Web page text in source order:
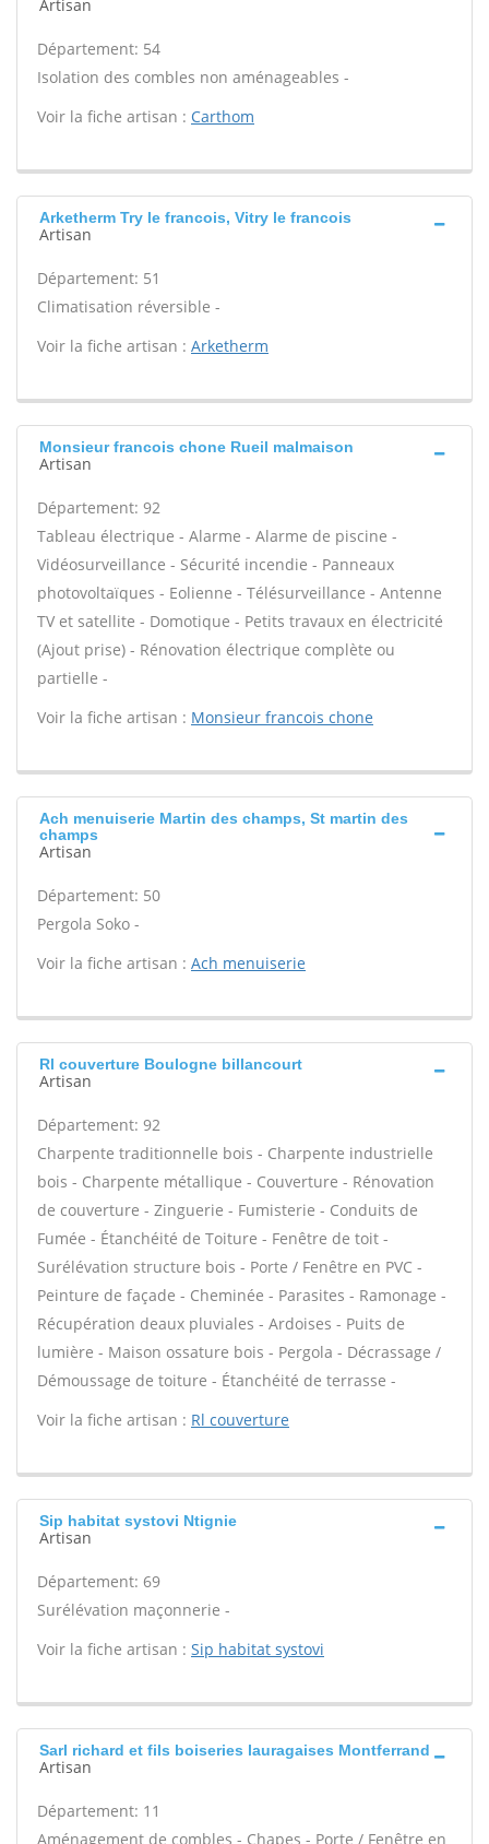
Artisan
Département: 54
Isolation des combles non aménageables -
Voir la fiche artisan : Carthom
Arketherm Try le francois, Vitry le francois
Artisan
Département: 51
Climatisation réversible -
Voir la fiche artisan : Arketherm
Monsieur francois chone Rueil malmaison
Artisan
Département: 92
Tableau électrique - Alarme - Alarme de piscine -
Vidéosurveillance - Sécurité incendie - Panneaux
photovoltaïques - Eolienne - Télésurveillance - Antenne
TV et satellite - Domotique - Petits travaux en électricité
(Ajout prise) - Rénovation électrique complète ou
partielle -
Voir la fiche artisan : Monsieur francois chone
Ach menuiserie Martin des champs, St martin des
champs
Artisan
Département: 50
Pergola Soko -
Voir la fiche artisan : Ach menuiserie
Rl couverture Boulogne billancourt
Artisan
Département: 92
Charpente traditionnelle bois - Charpente industrielle
bois - Charpente métallique - Couverture - Rénovation
de couverture - Zinguerie - Fumisterie - Conduits de
Fumée - Étanchéité de Toiture - Fenêtre de toit -
Surélévation structure bois - Porte / Fenêtre en PVC -
Peinture de façade - Cheminée - Parasites - Ramonage -
Récupération deaux pluviales - Ardoises - Puits de
lumière - Maison ossature bois - Pergola - Décrassage /
Démoussage de toiture - Étanchéité de terrasse -
Voir la fiche artisan : Rl couverture
Sip habitat systovi Ntignie
Artisan
Département: 69
Surélévation maçonnerie -
Voir la fiche artisan : Sip habitat systovi
Sarl richard et fils boiseries lauragaises Montferrand
Artisan
Département: 11
Aménagement de combles - Chapes - Porte / Fenêtre en